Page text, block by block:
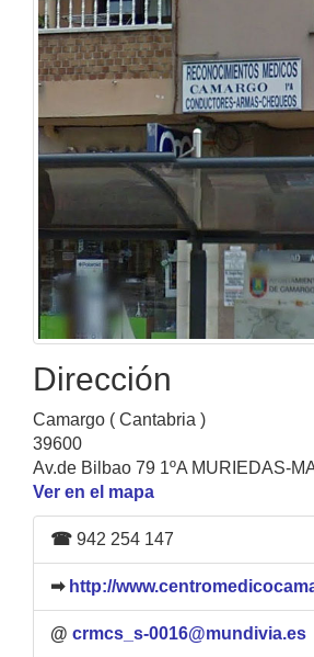
Dirección
Camargo ( Cantabria )
39600
Av.de Bilbao 79 1ºA MURIEDAS-
Ver en el mapa
☎ 942 254 147
➡ http://
@ crmcs_s-0016@mundivia.es